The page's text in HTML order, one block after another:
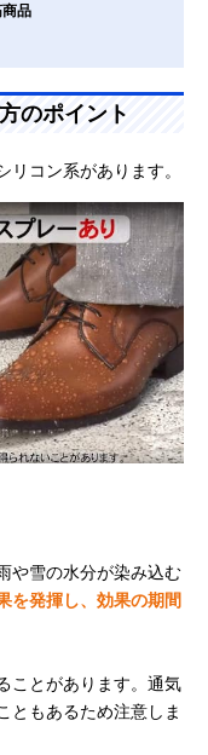
品
のポイント
コン系があります。
や雪の水分が染み込む
を発揮し、効果の期間
ことがあります。通気
ともあるため注意しま